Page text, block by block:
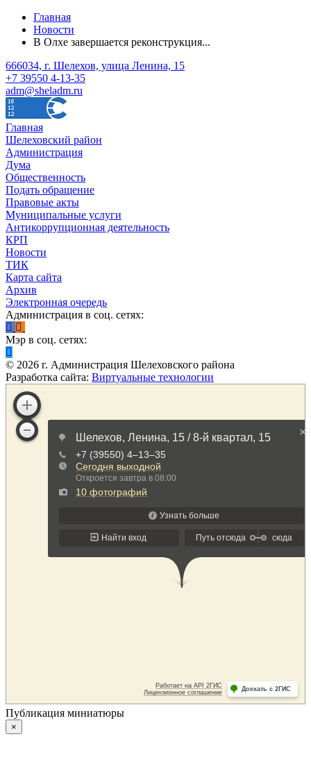
Главная
Новости
В Олхе завершается реконструкция...
666034, г. Шелехов, улица Ленина, 15
+7 39550 4-13-35
adm@sheladm.ru
Главная
Шелеховский район
Администрация
Дума
Общественность
Подать обращение
Правовые акты
Муниципальные услуги
Антикоррупционная деятельность
КРП
Новости
ТИК
Карта сайта
Архив
Электронная очередь
Администрация в соц. сетях:
Мэр в соц. сетях:
© 2026 г. Администрация Шелеховского района
Разработка сайта: Виртуальные технологии
Публикация миниатюры
×